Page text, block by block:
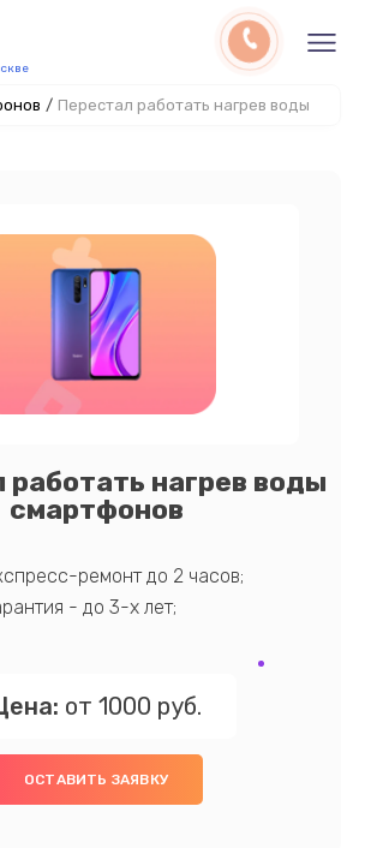
/ Перестал работать нагрев воды
работать нагрев воды
смартфонов
ремонт до 2 часов;
- до 3-х лет;
от 1000 руб.
ОСТАВИТЬ ЗАЯВКУ